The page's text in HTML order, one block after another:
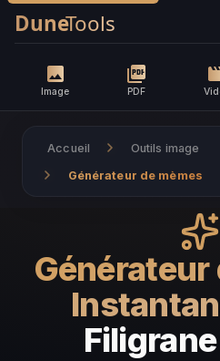
Image PDF
Accueil Outils image
Générateur de mèmes
Générateur